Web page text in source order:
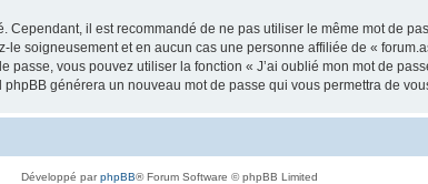
il est recommandé de ne pas utiliser le même mot de
le soigneusement et en aucun cas une personne affiliée de «
vous pouvez utiliser la fonction « J’ai oublié mon mot de
générera un nouveau mot de passe qui vous permettra de
Développé parphpBB® Forum Software © phpBB Limited